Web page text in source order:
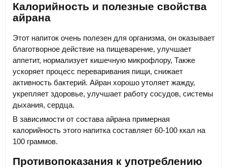
Калорийность и полезные свойства
айрана
Этот напиток очень полезен для организма, он оказывает
благотворное действие на пищеварение, улучшает
аппетит, нормализует кишечную микрофлору, Также
ускоряет процесс переваривания пищи, снижает
активность бактерий. Айран хорошо утоляет жажду,
укрепляет здоровье, улучшает работу сосудов, системы
дыхания, сердца.
В зависимости от состава айрана примерная
калорийность этого напитка составляет 60-100 ккал на
100 граммов.
Противопоказания к употреблению